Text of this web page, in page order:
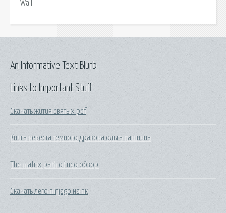
Wall.
Links to Important Stuff
Скачать жития святых pdf
Книга невеста темного дракона ольга пашнина
The matrix path of neo обзор
Скачать лего ninjago на пк
An Informative Text Blurb